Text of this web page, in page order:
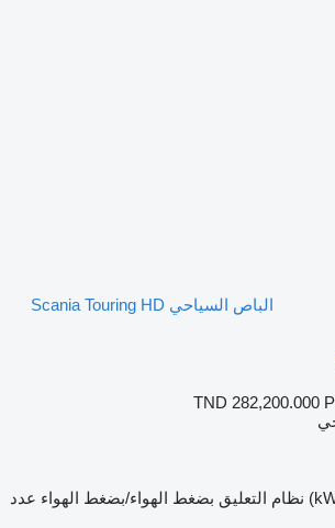
الباص السياحي Scania Touring HD
TND 282,200.000
نظام التعليق بضغط الهواء/بضغط الهواء عدد